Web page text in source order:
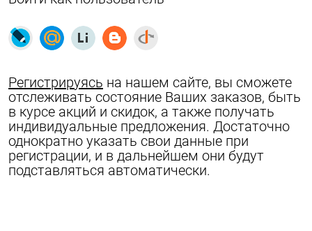
Регистрируясь на нашем сайте, вы сможете
отслеживать состояние Ваших заказов, быть
в курсе акций и скидок, а также получать
индивидуальные предложения. Достаточно
однократно указать свои данные при
регистрации, и в дальнейшем они будут
подставляться автоматически.